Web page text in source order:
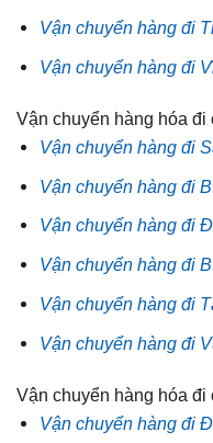
Vận chuyển hàng đi
Vận chuyển hàng đi
Vận chuyển hàng hóa
Vận chuyển hàng đi
Vận chuyển hàng đi
Vận chuyển hàng đi
Vận chuyển hàng đi
Vận chuyển hàng đi
Vận chuyển hàng đi
Vận chuyển hàng hóa đi
Vận chuyển hàng đi